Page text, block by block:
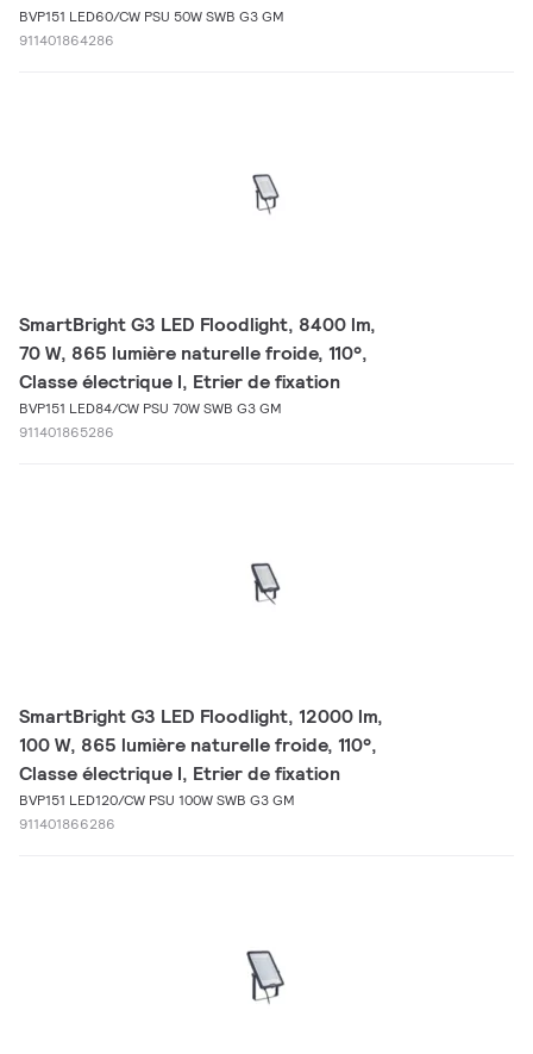
BVP151 LED60/CW PSU 50W SWB G3 GM
911401864286
SmartBright G3 LED Floodlight, 8400 lm,
70 W, 865 lumière naturelle froide, 110°,
Classe électrique I, Etrier de fixation
BVP151 LED84/CW PSU 70W SWB G3 GM
911401865286
SmartBright G3 LED Floodlight, 12000 lm,
100 W, 865 lumière naturelle froide, 110°,
Classe électrique I, Etrier de fixation
BVP151 LED120/CW PSU 100W SWB G3 GM
911401866286